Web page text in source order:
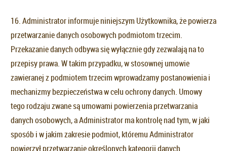
16. Administrator informuje niniejszym Użytkownika, że powierza
przetwarzanie danych osobowych podmiotom trzecim.
Przekazanie danych odbywa się wyłącznie gdy zezwalają na to
przepisy prawa. W takim przypadku, w stosownej umowie
zawieranej z podmiotem trzecim wprowadzamy postanowienia i
mechanizmy bezpieczeństwa w celu ochrony danych. Umowy
tego rodzaju zwane są umowami powierzenia przetwarzania
danych osobowych, a Administrator ma kontrolę nad tym, w jaki
sposób i w jakim zakresie podmiot, któremu Administrator
powierzył przetwarzanie określonych kategorii danych